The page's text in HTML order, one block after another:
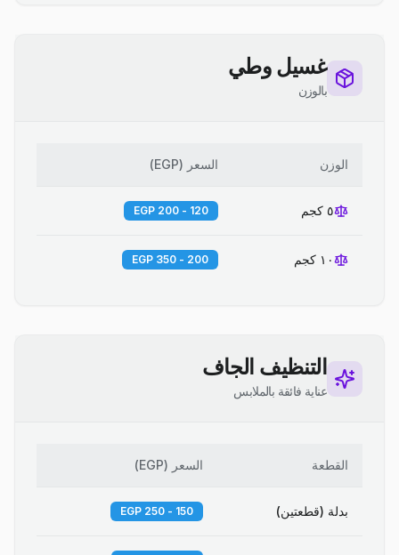
غسيل وطي
بالوزن
الوزن السعر (
EGP
)
٥ كجم 120 - 200 EGP
١٠ كجم 200 - 350 EGP
التنظيف الجاف
عناية فائقة بالملابس
القطعة السعر (
EGP
)
بدلة (قطعتين) 150 - 250 EGP